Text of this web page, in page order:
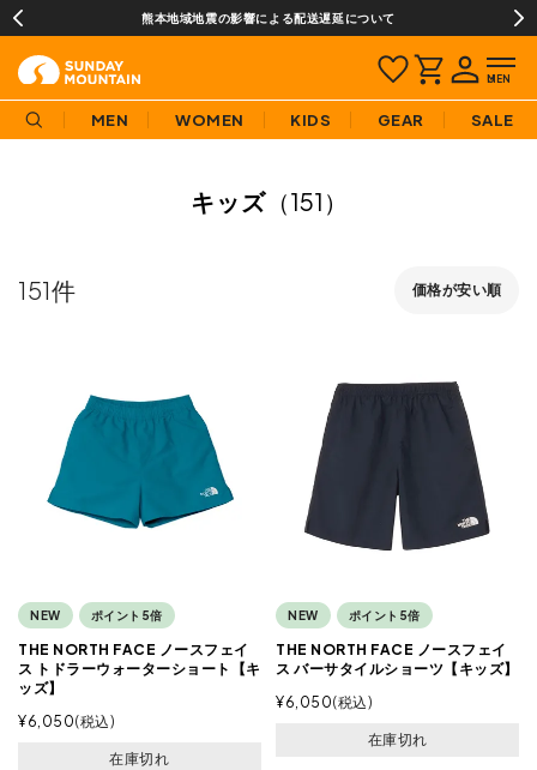
熊本地域地震の影響による配送遅延について
MEN WOMEN KIDS GEAR SALE
キッズ（151）
価格が安い順
151
NEW ポイント5倍
THE NORTH FACE ノースフェイ
ス トドラーウォーターショート【キ
ッズ】
¥6,050 税込
在庫切れ
NEW ポイント5倍
THE NORTH FACE ノースフェイ
ス バーサタイルショーツ【キッズ】
¥6,050 税込
在庫切れ